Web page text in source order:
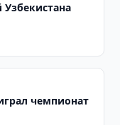
Узбекистана
чемпионат